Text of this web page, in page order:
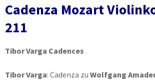
Cadenza Mozart
211
Tibor Varga Cadences
Tibor Varga: Cadenza zu Wolfgang